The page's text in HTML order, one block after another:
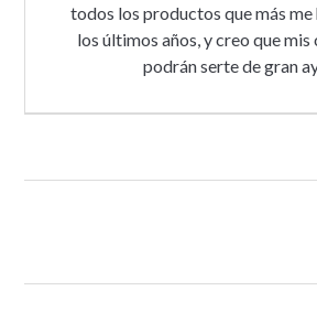
todos los productos que más me
los últimos años, y creo que
podrán serte de gran